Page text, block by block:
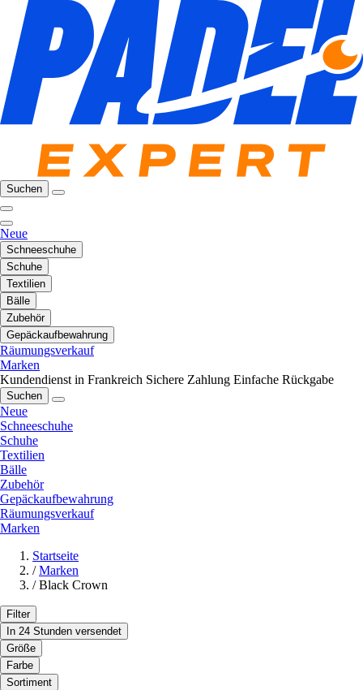
Suchen
Neue
Schneeschuhe
Schuhe
Textilien
Bälle
Zubehör
Gepäckaufbewahrung
Räumungsverkauf
Marken
Kundendienst in Frankreich Sichere Zahlung Einfache Rückgabe
Suchen
Neue
Schneeschuhe
Schuhe
Textilien
Bälle
Zubehör
Gepäckaufbewahrung
Räumungsverkauf
Marken
Startseite
/ Marken
/ Black Crown
Filter
In 24 Stunden versendet
Größe
Farbe
Sortiment